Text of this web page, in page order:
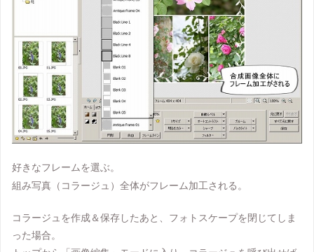
好きなフレームを選ぶ。
組み写真（コラージュ）全体がフレーム加工される。
コラージュを作成＆保存したあと、フォトスケープを閉じてしま
った場合。